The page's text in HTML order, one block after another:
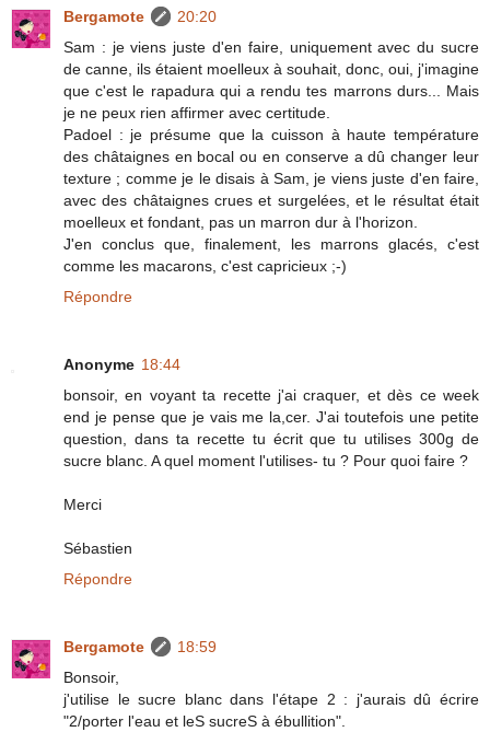
Bergamote
20:20
Sam : je viens juste d'en faire, uniquement avec du sucre
de canne, ils étaient moelleux à souhait, donc, oui, j'imagine
que c'est le rapadura qui a rendu tes marrons durs... Mais
je ne peux rien affirmer avec certitude.
Padoel : je présume que la cuisson à haute température
des châtaignes en bocal ou en conserve a dû changer leur
texture ; comme je le disais à Sam, je viens juste d'en faire,
avec des châtaignes crues et surgelées, et le résultat était
moelleux et fondant, pas un marron dur à l'horizon.
J'en conclus que, finalement, les marrons glacés, c'est
comme les macarons, c'est capricieux ;-)
Répondre
Anonyme 18:44
bonsoir, en voyant ta recette j'ai craquer, et dès ce week
end je pense que je vais me la,cer. J'ai toutefois une petite
question, dans ta recette tu écrit que tu utilises 300g de
sucre blanc. A quel moment l'utilises- tu ? Pour quoi faire ?
Merci
Sébastien
Répondre
Bergamote
18:59
Bonsoir,
j'utilise le sucre blanc dans l'étape 2 : j'aurais dû écrire
"2/porter l'eau et leS sucreS à ébullition".